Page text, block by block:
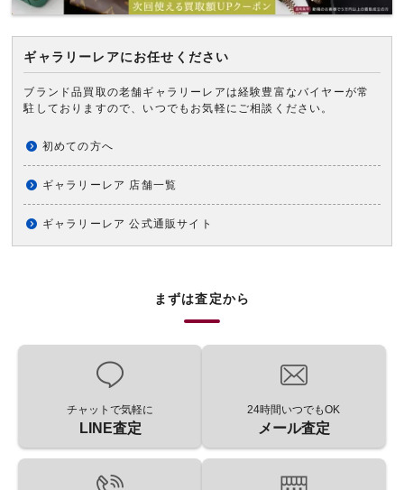
ギャラリーレアにお任せください
ブランド品買取の老舗ギャラリーレアは経験豊富なバイヤーが常
駐しておりますので、いつでもお気軽にご相談ください。
初めての方へ
ギャラリーレア 店舗一覧
ギャラリーレア 公式通販サイト
まずは査定から
チャットで気軽に
LINE査定
24時間いつでもOK
メール査定